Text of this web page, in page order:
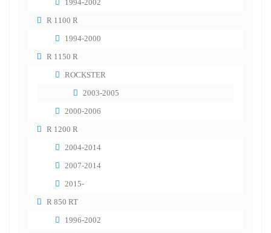
1994-2002
R 1100 R
1994-2000
R 1150 R
ROCKSTER
2003-2005
2000-2006
R 1200 R
2004-2014
2007-2014
2015-
R 850 RT
1996-2002